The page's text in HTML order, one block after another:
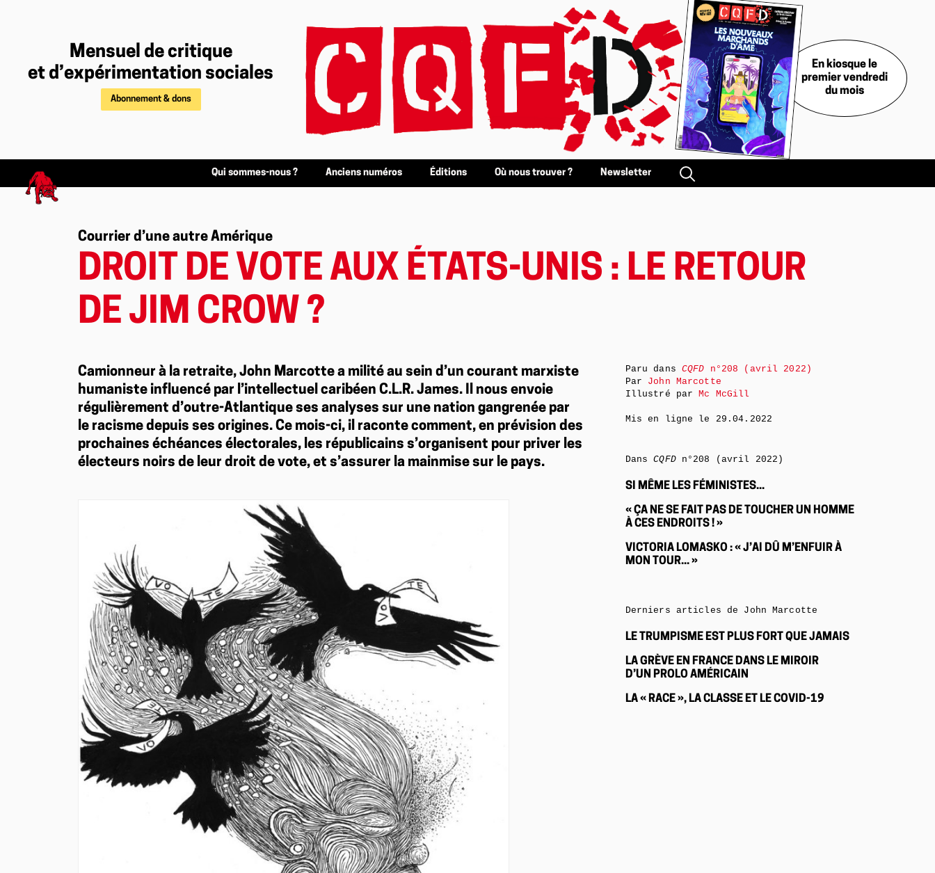
Mensuel de critique
et d’expérimentation sociales
Abonnement & dons
En kiosque le
premier vendredi
du mois
Qui sommes-nous ? Anciens numéros Éditions Où nous trouver ? Newsletter
Courrier d’une autre Amérique
DROIT DE VOTE AUX ÉTATS-UNIS : LE RETOUR
DE JIM CROW ?
Camionneur à la retraite, John Marcotte a milité au sein d’un courant marxiste
humaniste influencé par l’intellectuel caribéen C.L.R. James. Il nous envoie
régulièrement d’outre-Atlantique ses analyses sur une nation gangrenée par
le racisme depuis ses origines. Ce mois-ci, il raconte comment, en prévision des
prochaines échéances électorales, les républicains s’organisent pour priver les
électeurs noirs de leur droit de vote, et s’assurer la mainmise sur le pays.
Paru dans CQFD n°208 (avril 2022)
Par John Marcotte
Illustré parMc McGill
Mis en ligne le 29.04.2022
DansCQFDn°208 (avril 2022)
SI MÊME LES FÉMINISTES...
« ÇA NE SE FAIT PAS DE TOUCHER UN HOMME
À CES ENDROITS ! »
VICTORIA LOMASKO : « J’AI DÛ M’ENFUIR À
MON TOUR... »
Derniers articles de John Marcotte
LE TRUMPISME EST PLUS FORT QUE JAMAIS
LA GRÈVE EN FRANCE DANS LE MIROIR
D’UN PROLO AMÉRICAIN
LA « RACE », LA CLASSE ET LE COVID-19